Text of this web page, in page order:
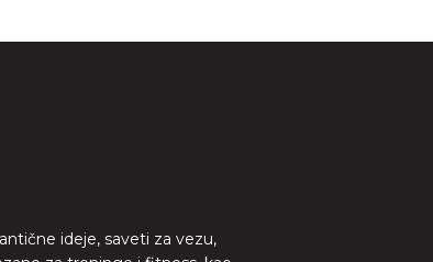
ideje, saveti za vezu,